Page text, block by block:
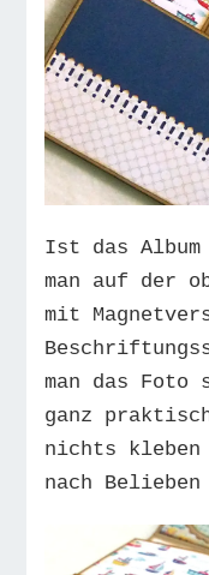
Ist das
man auf der
mit
man das Foto
ganz
nichts
nach Belieben